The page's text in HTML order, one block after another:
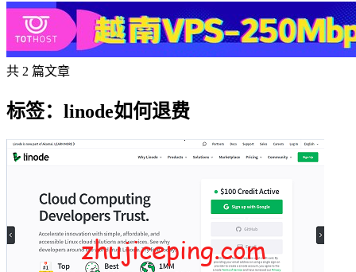
共 2 篇文章
标签：linode如何退费